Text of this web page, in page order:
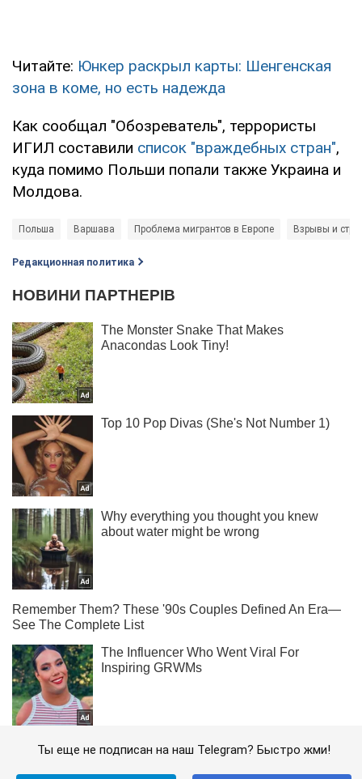
Читайте: Юнкер раскрыл карты: Шенгенская
зона в коме, но есть надежда
Как сообщал "Обозреватель", террористы
ИГИЛ составили список "враждебных стран",
куда помимо Польши попали также Украина и
Молдова.
Польша Варшава Проблема мигрантов в Европе Взрывы и
Редакционная политика
Ты еще не подписан на наш Telegram? Быстро жми!